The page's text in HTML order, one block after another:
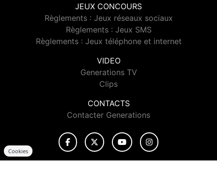
JEUX CONCOURS
Règlements : Jeux réseaux sociaux
Règlements : Jeux SMS
Règlements : Jeux téléphone et internet
VIDEO
Generations TV
Clips
CONTACTS
Contacter Generations
Cookies